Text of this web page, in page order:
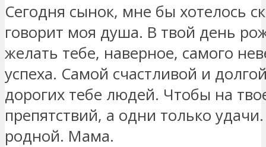
Сегодня сынок, мне бы хотелось
говорит моя душа. В твой день
желать тебе, наверное, самого
успеха. Самой счастливой и
дорогих тебе людей. Чтобы на
препятствий, а одни только
родной. Мама.